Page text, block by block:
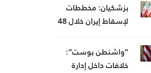
بزشكيان: مخططات
لإسقاط إيران خلال 48
الشعب ووحدة الدولة
“واشنطن بوست”:
خلافات داخل إدارة